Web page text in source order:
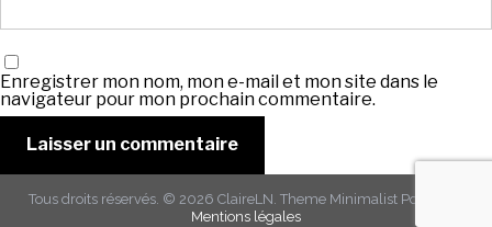
Enregistrer mon nom, mon e-mail et mon site dans le
navigateur pour mon prochain commentaire.
Tous droits réservés. © 2026 ClaireLN. Theme Minimalist Portfolio
Mentions légales